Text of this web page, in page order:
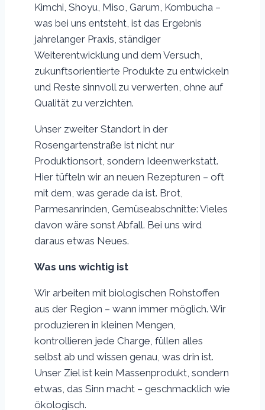
Kimchi, Shoyu, Miso, Garum, Kombucha –
was bei uns entsteht, ist das Ergebnis
jahrelanger Praxis, ständiger
Weiterentwicklung und dem Versuch,
zukunftsorientierte Produkte zu entwickeln
und Reste sinnvoll zu verwerten, ohne auf
Qualität zu verzichten.
Unser zweiter Standort in der
Rosengartenstraße ist nicht nur
Produktionsort, sondern Ideenwerkstatt.
Hier tüfteln wir an neuen Rezepturen – oft
mit dem, was gerade da ist. Brot,
Parmesanrinden, Gemüseabschnitte: Vieles
davon wäre sonst Abfall. Bei uns wird
daraus etwas Neues.
Was uns wichtig ist
Wir arbeiten mit biologischen Rohstoffen
aus der Region – wann immer möglich. Wir
produzieren in kleinen Mengen,
kontrollieren jede Charge, füllen alles
selbst ab und wissen genau, was drin ist.
Unser Ziel ist kein Massenprodukt, sondern
etwas, das Sinn macht – geschmacklich wie
ökologisch.